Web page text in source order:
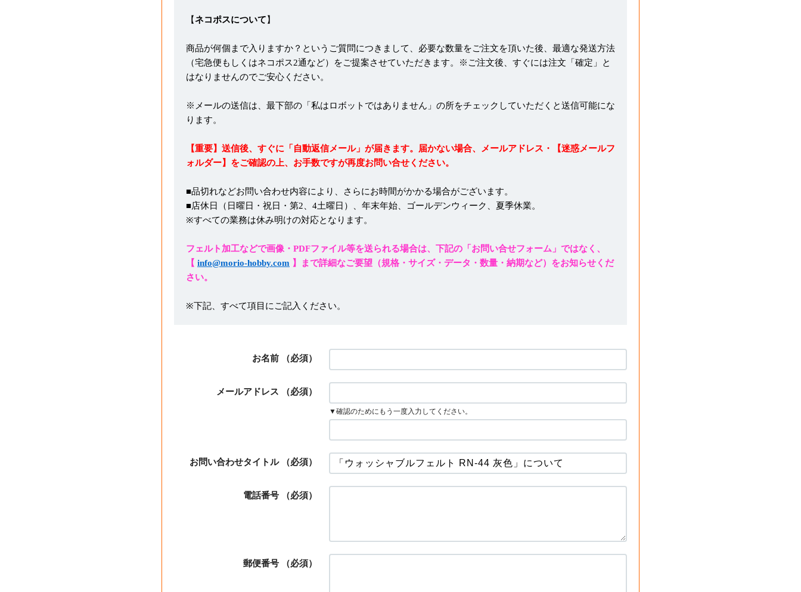
【ネコポスについて 】
商品が何個まで入りますか？というご質問につきまして、必要な数量をご注文を頂いた後、最適な発送方法
（宅急便もしくはネコポス2通など）をご提案させていただきます。※ご注文後、すぐには注文「確定」と
はなりませんのでご安心ください。
※メールの送信は、最下部の「私はロボットではありません」の所をチェックしていただくと送信可能にな
ります。
【重要】送信後、すぐに「自動返信メール」が届きます。届かない場合、メールアドレス・【迷惑メールフ
ォルダー】をご確認の上、お手数ですが再度お問い合せください。
■品切れなどお問い合わせ内容により、さらにお時間がかかる場合がございます。
■店休日（日曜日・祝日・第2、4土曜日）、年末年始、ゴールデンウィーク、夏季休業。
※すべての業務は休み明けの対応となります。
フェルト加工などで画像・PDFファイル等を送られる場合は、下記の「お問い合せフォーム」ではなく、
【 info@morio-hobby.com 】まで詳細なご要望（規格・サイズ・データ・数量・納期など）をお知らせくだ
さい。
※下記、すべて項目にご記入ください。
お名前 （必須）
メールアドレス （必須）
▼確認のためにもう一度入力してください。
お問い合わせタイトル （必須）
電話番号 （必須）
郵便番号 （必須）